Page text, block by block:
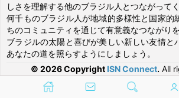
しさを理解する他のブラジル人とつながってく
何千ものブラジル人が地域的多様性と国家的
ちのコミュニティを通じて有意義なつながり
ブラジルの太陽と喜びが美しい新しい友情と
あなたの道を照らすようにしましょう。
© 2026 Copyright ISN Connect. All